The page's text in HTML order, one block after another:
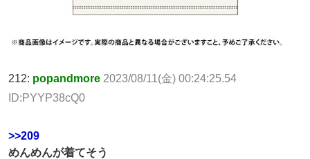
212: popandmore 2023/08/11(金) 00:24:25.54
ID:PYYP38cQ0
>>209
めんめんが着てそう